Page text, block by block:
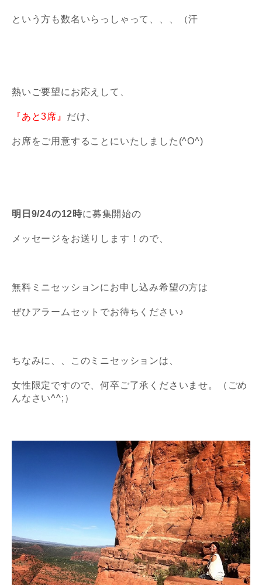
という方も数名いらっしゃって、、、（汗
熱いご要望にお応えして、
『あと3席』 だけ、
お席をご用意することにいたしました(^O^)
明日9/24の12時に募集開始の
メッセージをお送りします！ので、
無料ミニセッションにお申し込み希望の方は
ぜひアラームセットでお待ちください♪
ちなみに、、このミニセッションは、
女性限定ですので、何卒ご了承くださいませ。
（ごめ
んなさい^^;）